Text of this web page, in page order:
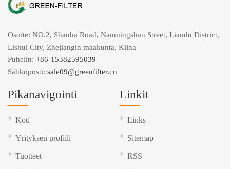
Osoite: NO.2, Shanha Road, Nanmingshan Street, Liandu District,
Lishui City, Zhejiangin maakunta, Kiina
Puhelin: +86-15382595039
Sähköposti: sale09@greenfilter.cn
Pikanavigointi
Koti
Yrityksen profiili
Tuotteet
Linkit
Links
Sitemap
RSS